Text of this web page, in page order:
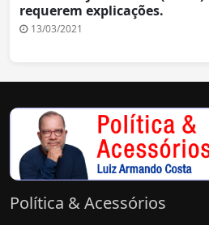
requerem explicações.
13/03/2021
Política & Acessórios